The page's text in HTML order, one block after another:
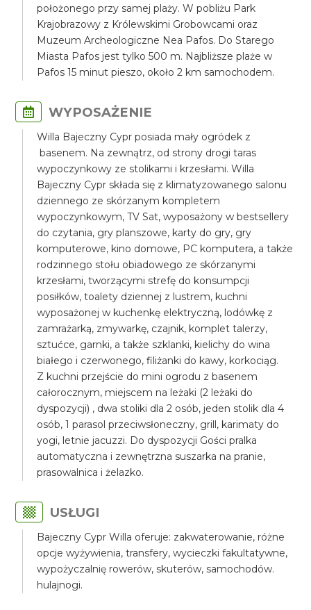
położonego przy samej plaży. W pobliżu Park
Krajobrazowy z Królewskimi Grobowcami oraz
Muzeum Archeologiczne Nea Pafos. Do Starego
Miasta Pafos jest tylko 500 m. Najbliższe plaże w
Pafos 15 minut pieszo, około 2 km samochodem.
WYPOSAŻENIE
Willa Bajeczny Cypr posiada mały ogródek z
basenem. Na zewnątrz, od strony drogi taras
wypoczynkowy ze stolikami i krzesłami. Willa
Bajeczny Cypr składa się z klimatyzowanego salonu
dziennego ze skórzanym kompletem
wypoczynkowym, TV Sat, wyposażony w bestsellery
do czytania, gry planszowe, karty do gry, gry
komputerowe, kino domowe, PC komputera, a także
rodzinnego stołu obiadowego ze skórzanymi
krzesłami, tworzącymi strefę do konsumpcji
posiłków, toalety dziennej z lustrem, kuchni
wyposażonej w kuchenkę elektryczną, lodówkę z
zamrażarką, zmywarkę, czajnik, komplet talerzy,
sztućce, garnki, a także szklanki, kielichy do wina
białego i czerwonego, filiżanki do kawy, korkociąg.
Z kuchni przejście do mini ogrodu z basenem
całorocznym, miejscem na leżaki (2 leżaki do
dyspozycji) , dwa stoliki dla 2 osób, jeden stolik dla 4
osób, 1 parasol przeciwsłoneczny, grill, karimaty do
yogi, letnie jacuzzi. Do dyspozycji Gości pralka
automatyczna i zewnętrzna suszarka na pranie,
prasowalnica i żelazko.
USŁUGI
Bajeczny Cypr Willa oferuje: zakwaterowanie, różne
opcje wyżywienia, transfery, wycieczki fakultatywne,
wypożyczalnię rowerów, skuterów, samochodów.
hulajnogi.